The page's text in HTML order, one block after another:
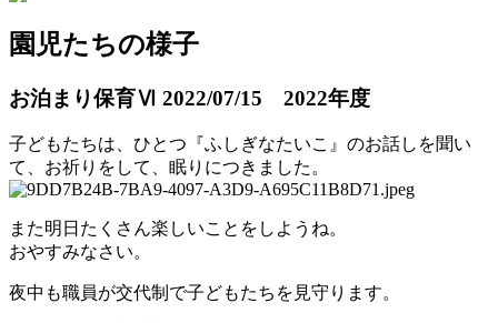
園児たちの様子
お泊まり保育Ⅵ 2022/07/15 2022年度
子どもたちは、ひとつ『ふしぎなたいこ』のお話しを聞い
て、お祈りをして、眠りにつきました。
また明日たくさん楽しいことをしようね。
おやすみなさい。
夜中も職員が交代制で子どもたちを見守ります。